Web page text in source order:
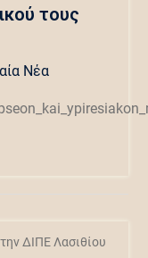
τους
Νέα
ΔΙΠΕ Λασιθίου